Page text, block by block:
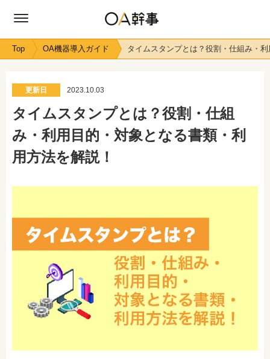
Top OA機器導入ガイド タイムスタンプとは？役割・仕組み・
更新日 2023.10.03
タイムスタンプとは？役割・仕組
み・利用目的・対象となる書類・利
用方法を解説！